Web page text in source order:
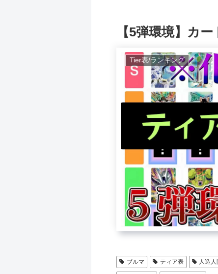
【5弾環境】カ
Tier表/ランキング
ブルマ ティア表 人造